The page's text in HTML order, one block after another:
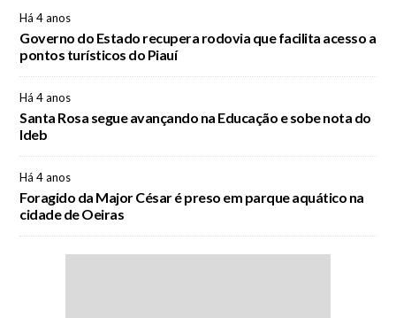
Há 4 anos
Governo do Estado recupera rodovia que facilita acesso a
pontos turísticos do Piauí
Há 4 anos
Santa Rosa segue avançando na Educação e sobe nota do
Ideb
Há 4 anos
Foragido da Major César é preso em parque aquático na
cidade de Oeiras